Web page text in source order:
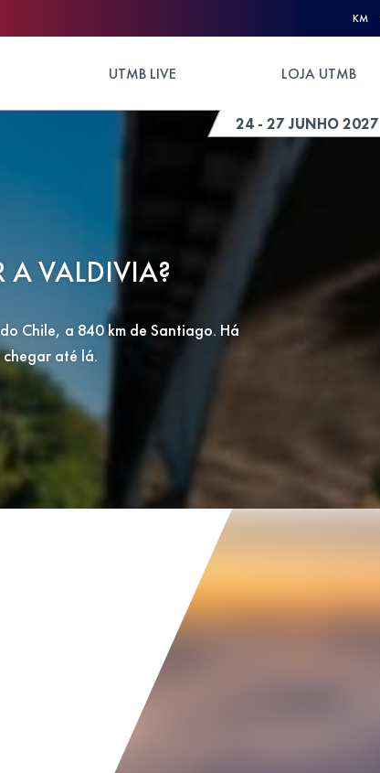
KM
24 - 27 JUNHO 2027
UTMB LIVE LOJA UTMB
A VALDIVIA?
Chile, a 840 km de Santiago. Há
até lá.